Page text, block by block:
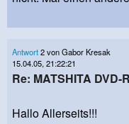
Antwort2 von Gabor Kresak
15.04.05, 21:22:21
Re: MATSHITA DVD-
Hallo Allerseits!!!